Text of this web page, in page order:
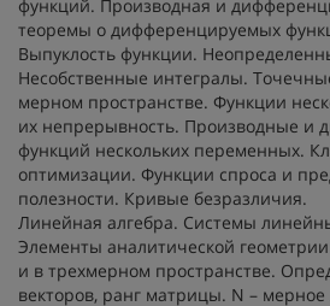
функций. Производная и
теоремы о дифференцируемых
Выпуклость функции.
Несобственные интегралы.
мерном пространстве. Функции
их непрерывность. Производные и
функций нескольких переменных.
оптимизации. Функции спроса и
полезности. Кривые безразличия.
Линейная алгебра. Системы
Элементы аналитической
и в трехмерном пространстве.
векторов, ранг матрицы. N –